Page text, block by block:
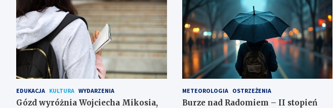
EDUKACJA KULTURA WYDARZENIA
Gózd wyróżnia Wojciecha Mikosia,
METEOROLOGIA OSTRZEŻENIA
Burze nad Radomiem – II stopień